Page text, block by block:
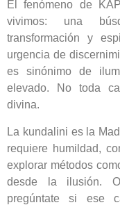
El fenómeno de
vivimos: una
transformación y
urgencia de
es sinónimo de
elevado. No toda
divina.
La kundalini es la
requiere humildad,
explorar métodos
desde la ilusión.
pregúntate si ese